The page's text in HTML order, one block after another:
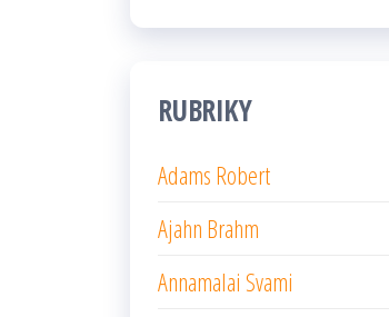
RUBRIKY
Adams Robert
Ajahn Brahm
Annamalai Svami